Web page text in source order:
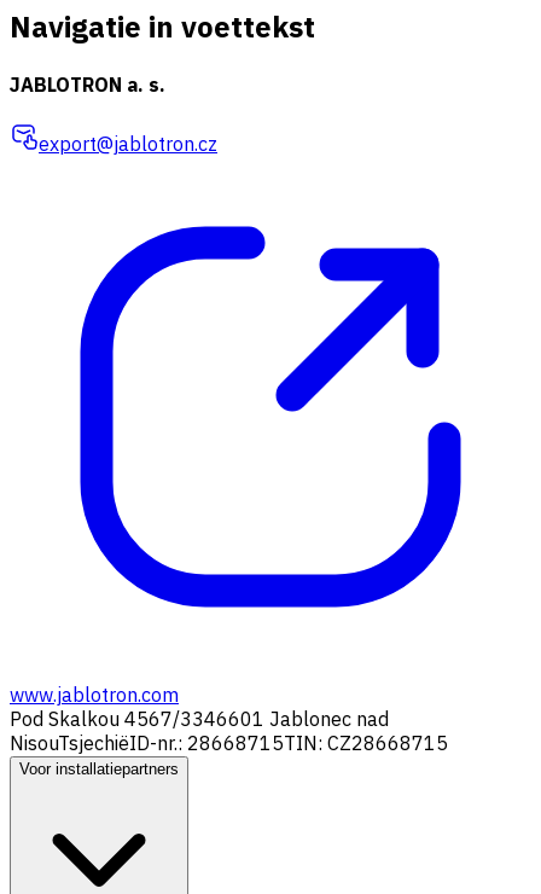
Navigatie in voettekst
JABLOTRON a. s.
export@jablotron.cz
www.jablotron.com
Pod Skalkou 4567/3346601 Jablonec nad
NisouTsjechiëID-nr.: 28668715TIN: CZ28668715
Voor installatiepartners